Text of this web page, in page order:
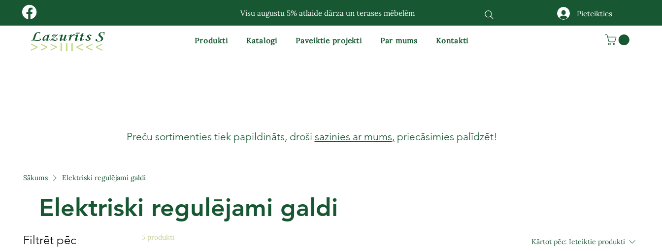
Visu augustu 5% atlaide dārza un terases mēbelēm Pieteikties
Produkti Katalogi Paveiktie projekti Par mums Kontakti
Preču sortimenties tiek papildināts, droši sazinies ar mums, priecāsimies palīdzēt!
Sākums Elektriski regulējami galdi
Elektriski regulējami galdi
Filtrēt pēc 5 produkti Kārtot pēc: Ieteiktie produkti